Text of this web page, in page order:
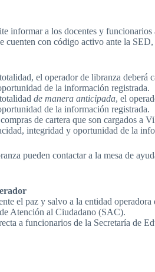
informar a los docentes y
cuenten con código activo ante la
el operador de libranza
de la información registrada.
de manera anticipada, el
de la información registrada.
de cartera que son cargados
integridad y oportunidad de la
pueden contactar a la mesa de
el paz y salvo a la entidad
Atención al Ciudadano (SAC).
a funcionarios de la Secretaría de